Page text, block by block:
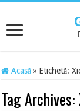
Acasă » Etichetă:
Tag Archives: